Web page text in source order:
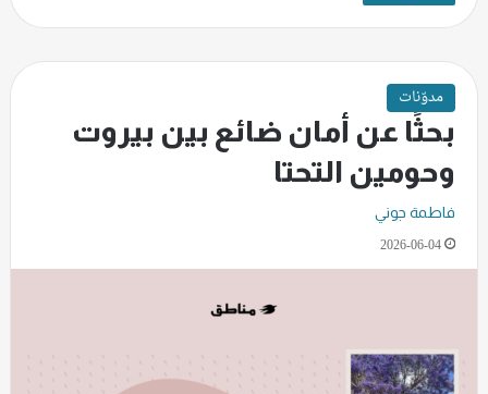
مدوّنات
بحثًا عن أمان ضائع بين بيروت
وحومين التحتا
فاطمة جوني
2026-06-04